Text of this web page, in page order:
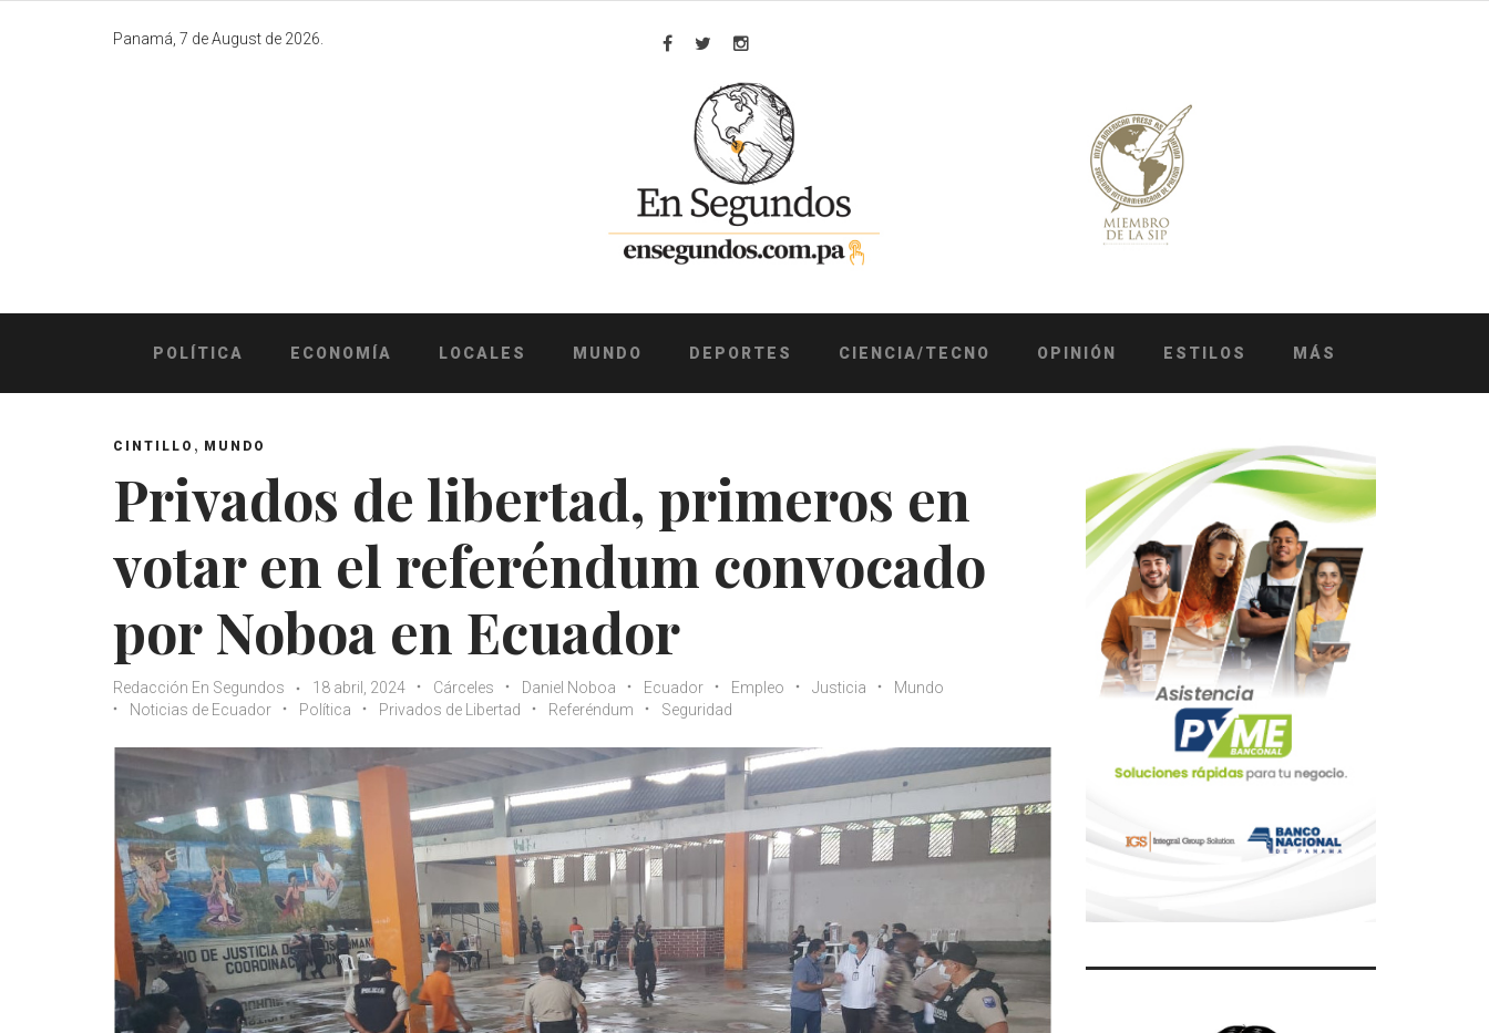
Panamá, 7 de August de 2026.
Facebook
TwitterInstagram
POLÍTICA ECONOMÍA LOCALES MUNDO DEPORTES CIENCIA/TECNO OPINIÓN ESTILOS MÁS
CINTILLO , MUNDO
Privados de libertad, primeros en
votar en el referéndum convocado
por Noboa en Ecuador
Redacción En Segundos 18 abril, 2024 Cárceles Daniel Noboa Ecuador Empleo Justicia
Mundo
Noticias de Ecuador
Política Privados de Libertad Referéndum Seguridad